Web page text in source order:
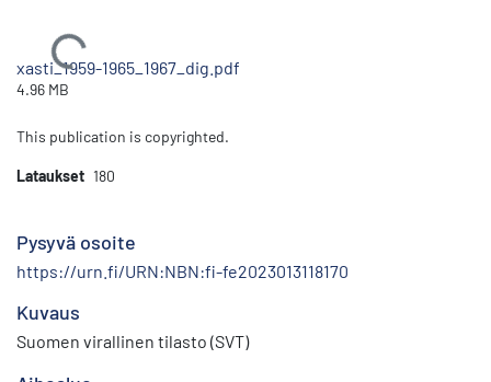
Ladataan...
xasti_1959-1965_1967_dig.pdf
4.96 MB
This publication is copyrighted.
Lataukset 180
Pysyvä osoite
https://urn.fi/URN:NBN:fi-fe2023013118170
Kuvaus
Suomen virallinen tilasto (SVT)